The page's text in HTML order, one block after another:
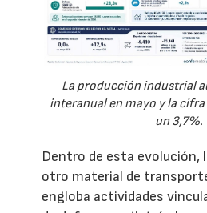
La producción industrial
interanual en mayo y la
un 3,7%.
Dentro de esta evolución,
otro material de
engloba actividades